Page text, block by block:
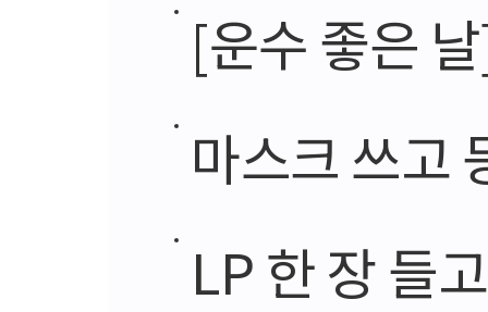
[운수 좋은
마스크 쓰고
LP 한 장 들